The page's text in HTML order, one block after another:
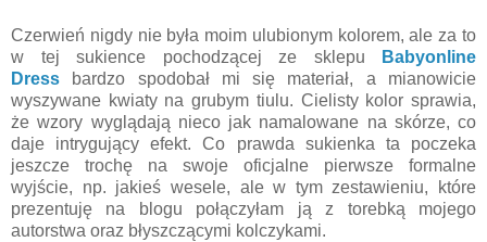
Czerwień nigdy nie była moim ulubionym kolorem, ale za to
w tej sukience pochodzącej ze sklepu
Babyonline
Dress bardzo spodobał mi się materiał, a mianowicie
wyszywane kwiaty na grubym tiulu. Cielisty kolor sprawia,
że wzory wyglądają nieco jak namalowane na skórze, co
daje intrygujący efekt. Co prawda sukienka ta poczeka
jeszcze trochę na swoje oficjalne pierwsze formalne
wyjście, np. jakieś wesele, ale w tym zestawieniu, które
prezentuję na blogu połączyłam ją z torebką mojego
autorstwa oraz błyszczącymi kolczykami.